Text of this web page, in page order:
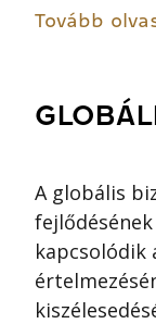
Tovább
A globális
kapcsolódik